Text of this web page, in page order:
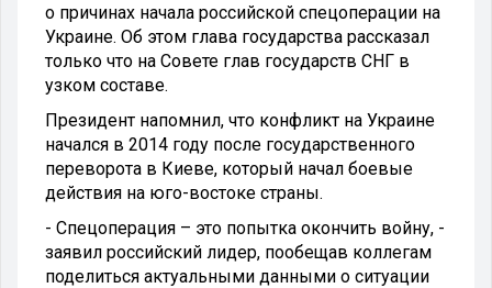
о причинах начала российской спецоперации на
Украине. Об этом глава государства рассказал
только что на Совете глав государств СНГ в
узком составе.
Президент напомнил, что конфликт на Украине
начался в 2014 году после государственного
переворота в Киеве, который начал боевые
действия на юго-востоке страны.
- Спецоперация – это попытка окончить войну, -
заявил российский лидер, пообещав коллегам
поделиться актуальными данными о ситуации